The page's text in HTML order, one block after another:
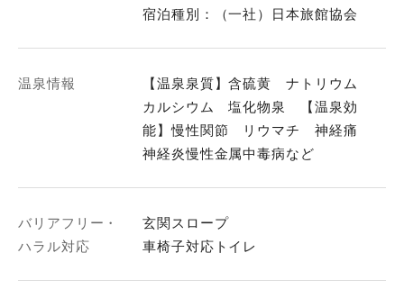
宿泊種別：（一社）日本旅館協会
温泉情報
【温泉泉質】含硫黄 ナトリウム
カルシウム 塩化物泉 【温泉効
能】慢性関節 リウマチ 神経痛
神経炎慢性金属中毒病など
バリアフリー・
ハラル対応
玄関スロープ
車椅子対応トイレ